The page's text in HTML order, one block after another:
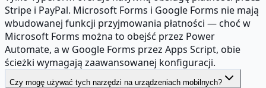
Stripe i PayPal. Microsoft Forms i Google Forms nie mają
wbudowanej funkcji przyjmowania płatności — choć w
Microsoft Forms można to obejść przez Power
Automate, a w Google Forms przez Apps Script, obie
ścieżki wymagają zaawansowanej konfiguracji.
Czy mogę używać tych narzędzi na urządzeniach mobilnych?